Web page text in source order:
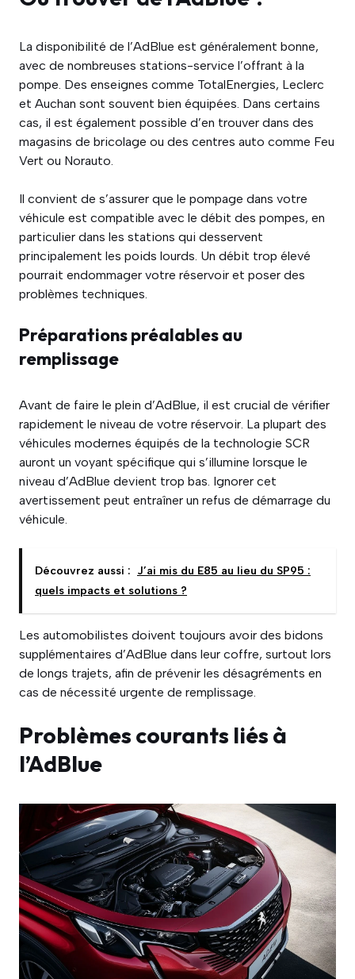
La disponibilité de l’AdBlue est généralement bonne,
avec de nombreuses stations-service l’offrant à la
pompe. Des enseignes comme TotalEnergies, Leclerc
et Auchan sont souvent bien équipées. Dans certains
cas, il est également possible d’en trouver dans des
magasins de bricolage ou des centres auto comme Feu
Vert ou Norauto.
Il convient de s’assurer que le pompage dans votre
véhicule est compatible avec le débit des pompes, en
particulier dans les stations qui desservent
principalement les poids lourds. Un débit trop élevé
pourrait endommager votre réservoir et poser des
problèmes techniques.
Préparations préalables au
remplissage
Avant de faire le plein d’AdBlue, il est crucial de vérifier
rapidement le niveau de votre réservoir. La plupart des
véhicules modernes équipés de la technologie SCR
auront un voyant spécifique qui s’illumine lorsque le
niveau d’AdBlue devient trop bas. Ignorer cet
avertissement peut entraîner un refus de démarrage du
véhicule.
Découvrez aussi : J’ai mis du E85 au lieu du SP95 :
quels impacts et solutions ?
Les automobilistes doivent toujours avoir des bidons
supplémentaires d’AdBlue dans leur coffre, surtout lors
de longs trajets, afin de prévenir les désagréments en
cas de nécessité urgente de remplissage.
Problèmes courants liés à
l’AdBlue